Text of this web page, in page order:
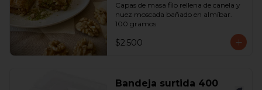
gramos
Capas de masa filo rellena de canela y
nuez moscada bañado en almíbar.
100 gramos
$2.500
Bandeja surtida 400